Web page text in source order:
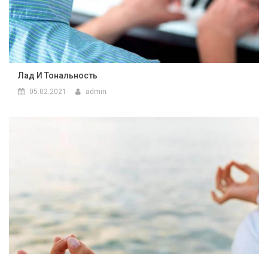
Лад И Тональность
05.02.2021 admin